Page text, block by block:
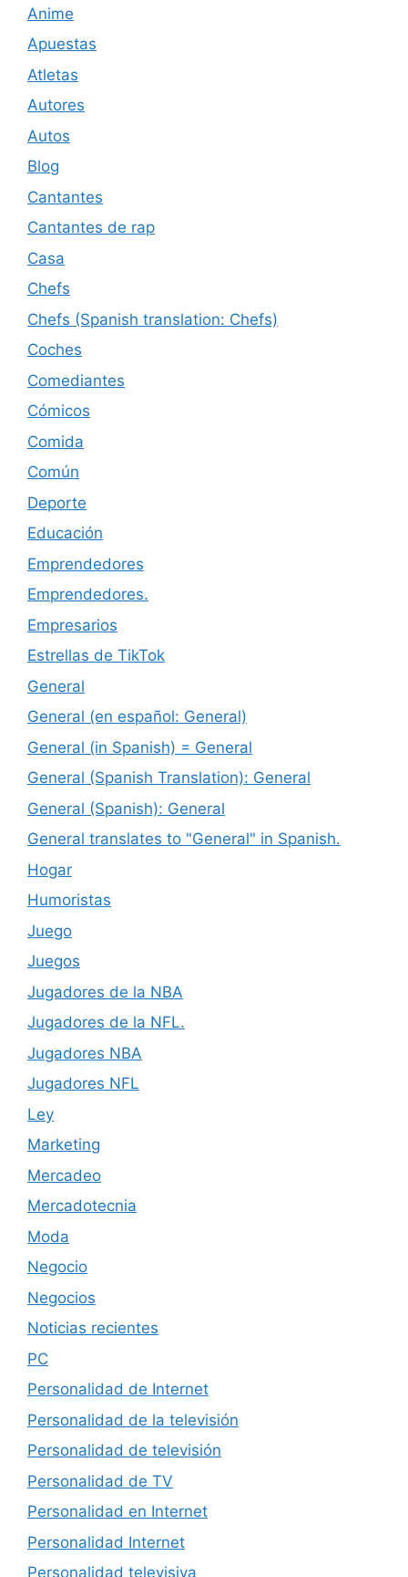
Anime
Apuestas
Atletas
Autores
Autos
Blog
Cantantes
Cantantes de rap
Casa
Chefs
Chefs (Spanish translation: Chefs)
Coches
Comediantes
Cómicos
Comida
Común
Deporte
Educación
Emprendedores
Emprendedores.
Empresarios
Estrellas de TikTok
General
General (en español: General)
General (in Spanish) = General
General (Spanish Translation): General
General (Spanish): General
General translates to "General" in Spanish.
Hogar
Humoristas
Juego
Juegos
Jugadores de la NBA
Jugadores de la NFL.
Jugadores NBA
Jugadores NFL
Ley
Marketing
Mercadeo
Mercadotecnia
Moda
Negocio
Negocios
Noticias recientes
PC
Personalidad de Internet
Personalidad de la televisión
Personalidad de televisión
Personalidad de TV
Personalidad en Internet
Personalidad Internet
Personalidad televisiva